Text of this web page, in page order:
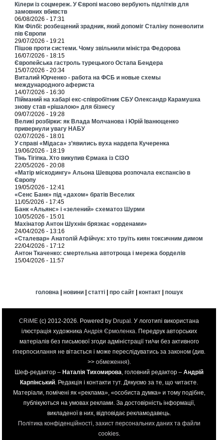
Кілери із соцмереж. У Європі масово вербують підлітків для
замовних вбивств
06/08/2026 - 17:31
Кім Філбі: розбещений зрадник, який допоміг Сталіну поневолити
пів Європи
29/07/2026 - 19:21
Пішов проти системи. Чому звільнили міністра Федорова
16/07/2026 - 18:15
Європейська гастроль турецького Остапа Бендера
15/07/2026 - 20:34
Виталий Юрченко - работа на ФСБ и новые схемы
международного афериста
14/07/2026 - 16:30
Пійманий на хабарі екс-співробітник СБУ Олександр Карамушка
знову став «рішалою» для бізнесу
09/07/2026 - 19:28
Великі розбірки: як Влада Молчанова і Юрій Іванющенко
привернули увагу НАБУ
02/07/2026 - 18:01
У справі «Мідаса» з’явились вуха нардепа Кучеренка
19/06/2026 - 18:19
Тінь Тігіпка. Хто викупив Єрмака із СІЗО
22/05/2026 - 20:08
«Матір міскодингу» Альона Шевцова розпочала експансію в
Європу
19/05/2026 - 12:41
«Сенс Банк» під «дахом» братів Веселих
11/05/2026 - 17:45
Банк «Альянс» і «зелений» схематоз Шурми
10/05/2026 - 15:01
Махінатор Антон Шухнін брязкає «орденами»
24/04/2026 - 13:16
«Сталевар» Анатолій Афійчук: хто труїть киян токсичним димом
22/04/2026 - 17:12
Антон Ткаченко: смертельна автотроща і мережа борделів
15/04/2026 - 11:57
головна| новини| статті| про сайт| контакт| пошук
CRiME (c) 2012-2026. Powered by Drupal. У логотипі використана
ілюстрація художника Андрія Єрмоленка. Передрук авторських
матеріалів без письмової згоди адміністрації ти/чи без активного
гіперпосилання не вітається і може переслідуватись за законом (див.
>> обмеження).
Шеф-редактор – Наталія Тихомирова, головний редактор – Андрій
Карпінський. Редакція і контакти тут. Дякуємо за те, що читаєте.
Матеріали, помічені як «реклама», «особиста думка» и тому подібне,
публікуються на умовах реклами. За достовірність інформації,
викладеної в них, відповідає рекламодавець.
Політика конфіденційності, захист персональних даних та файли
cookies.